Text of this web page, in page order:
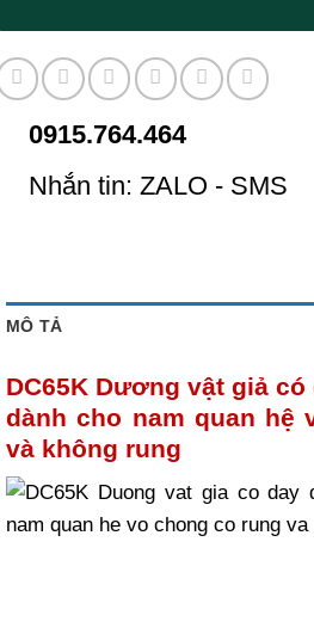
0915.764.464
Nhắn tin: ZALO - SMS
MÔ TẢ
DC65K Dương vật giả
dành cho nam quan hệ
và không rung